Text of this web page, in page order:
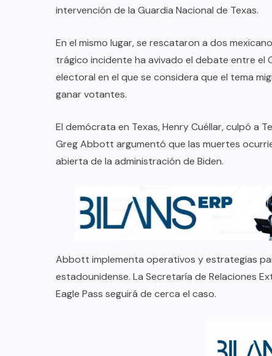
intervención de la Guardia Nacional de Texas.
En el mismo lugar, se rescataron a dos
trágico incidente ha avivado el debate entre el
electoral en el que se considera que el tema
ganar votantes.
El demócrata en Texas, Henry Cuéllar, culpó a
Greg Abbott argumentó que las muertes
abierta de la administración de Biden.
Abbott implementa operativos y estrategias
estadounidense. La Secretaría de Relaciones
Eagle Pass seguirá de cerca el caso.